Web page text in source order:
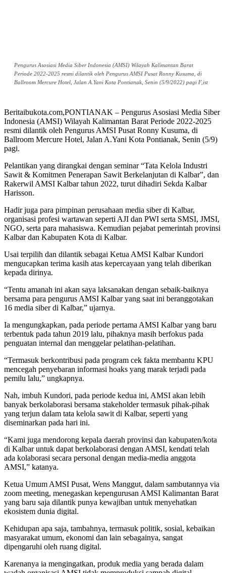
Pengurus Asosiasi Media Siber Indonesia (AMSI) Wilayah Kalimantan Barat
Periode 2022-2025 resmi dilantik oleh Pengurus AMSI Pusat Ronny Kusuma, di
Ballroom Mercure Hotel, Jalan A.Yani Kota Pontianak, Senin (5/9/2022) pagi F,ist
Beritaibukota.com,PONTIANAK – Pengurus Asosiasi Media Siber
Indonesia (AMSI) Wilayah Kalimantan Barat Periode 2022-2025
resmi dilantik oleh Pengurus AMSI Pusat Ronny Kusuma, di
Ballroom Mercure Hotel, Jalan A.Yani Kota Pontianak, Senin (5/9)
pagi.
Pelantikan yang dirangkai dengan seminar “Tata Kelola Industri
Sawit & Komitmen Penerapan Sawit Berkelanjutan di Kalbar”, dan
Rakerwil AMSI Kalbar tahun 2022, turut dihadiri Sekda Kalbar
Harisson.
Hadir juga para pimpinan perusahaan media siber di Kalbar,
organisasi profesi wartawan seperti AJI dan PWI serta SMSI, JMSI,
NGO, serta para mahasiswa. Kemudian pejabat pemerintah provinsi
Kalbar dan Kabupaten Kota di Kalbar.
Usai terpilih dan dilantik sebagai Ketua AMSI Kalbar Kundori
mengucapkan terima kasih atas kepercayaan yang telah diberikan
kepada dirinya.
“Tentu amanah ini akan saya laksanakan dengan sebaik-baiknya
bersama para pengurus AMSI Kalbar yang saat ini beranggotakan
16 media siber di Kalbar,” ujarnya.
Ia mengungkapkan, pada periode pertama AMSI Kalbar yang baru
terbentuk pada tahun 2019 lalu, pihaknya masih berfokus pada
penguatan internal dan menggelar pelatihan-pelatihan.
“Termasuk berkontribusi pada program cek fakta membantu KPU
mencegah penyebaran informasi hoaks yang marak terjadi pada
pemilu lalu,” ungkapnya.
Nah, imbuh Kundori, pada periode kedua ini, AMSI akan lebih
banyak berkolaborasi bersama stakeholder termasuk pihak-pihak
yang terjun dalam tata kelola sawit di Kalbar, seperti yang
diseminarkan pada hari ini.
“Kami juga mendorong kepala daerah provinsi dan kabupaten/kota
di Kalbar untuk dapat berkolaborasi dengan AMSI, kendati telah
ada kolaborasi secara personal dengan media-media anggota
AMSI,” katanya.
Ketua Umum AMSI Pusat, Wens Manggut, dalam sambutannya via
zoom meeting, menegaskan kepengurusan AMSI Kalimantan Barat
yang baru saja dilantik punya kewajiban untuk menyehatkan
ekosistem dunia digital.
Kehidupan apa saja, tambahnya, termasuk politik, sosial, kebaikan
masyarakat umum, ekonomi dan lain sebagainya, sangat
dipengaruhi oleh ruang digital.
Karenanya ia mengingatkan, produk media yang berada dalam